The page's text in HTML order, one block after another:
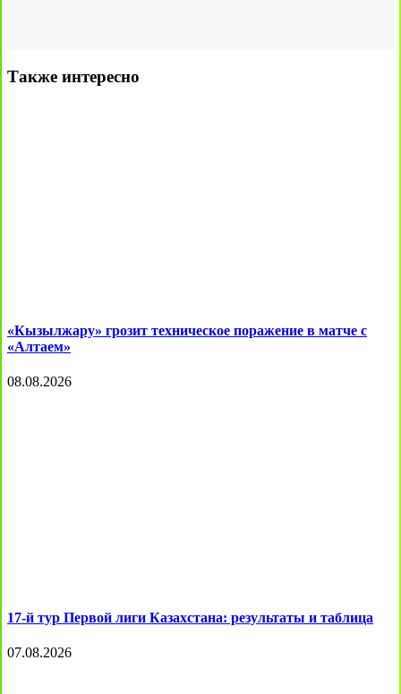
Также интересно
«Кызылжару» грозит техническое поражение в матче с
«Алтаем»
08.08.2026
17-й тур Первой лиги Казахстана: результаты и таблица
07.08.2026